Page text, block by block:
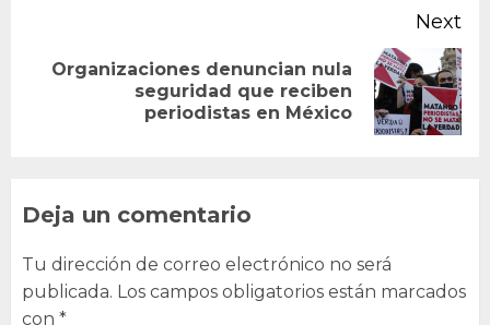
Next
Organizaciones denuncian nula
seguridad que reciben
periodistas en México
Deja un comentario
Tu dirección de correo electrónico no será
publicada. Los campos obligatorios están marcados
con *